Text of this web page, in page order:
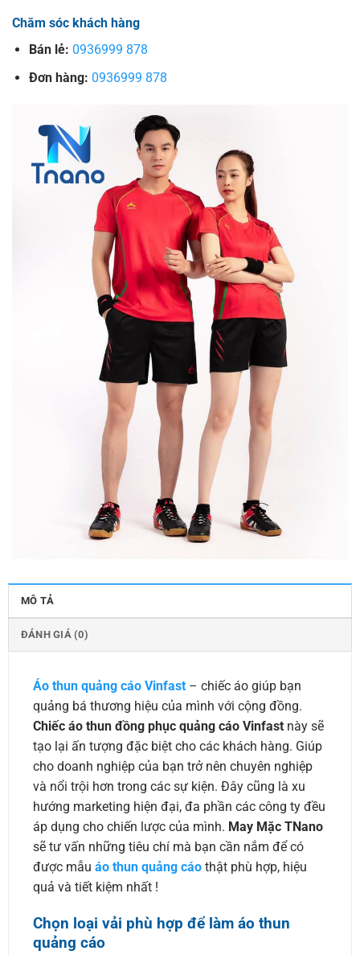
Chăm sóc khách hàng
Bán lẻ: 0936999 878
Đơn hàng: 0936999 878
MÔ TẢ
ĐÁNH GIÁ (0)
Áo thun quảng cáo Vinfast – chiếc áo giúp bạn
quảng bá thương hiệu của mình với cộng đồng.
Chiếc áo thun đồng phục quảng cáo Vinfastnày sẽ
tạo lại ấn tượng đặc biệt cho các khách hàng. Giúp
cho doanh nghiệp của bạn trở nên chuyên nghiệp
và nổi trội hơn trong các sự kiện. Đây cũng là xu
hướng marketing hiện đại, đa phần các công ty đều
áp dụng cho chiến lược của mình. May Mặc TNano
sẽ tư vấn những tiêu chí mà bạn cần nắm để có
được mẫu áo thun quảng cáothật phù hợp, hiệu
quả và tiết kiệm nhất !
Chọn loại vải phù hợp để làm áo thun
quảng cáo